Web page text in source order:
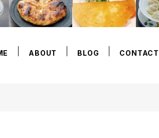
ABOUT BLOG CONTACT